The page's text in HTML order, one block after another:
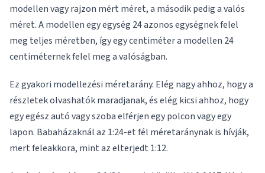
modellen vagy rajzon mért méret, a második pedig a valós
méret. A modellen egy egység 24 azonos egységnek felel
meg teljes méretben, így egy centiméter a modellen 24
centiméternek felel meg a valóságban.
Ez gyakori modellezési méretarány. Elég nagy ahhoz, hogy a
részletek olvashatók maradjanak, és elég kicsi ahhoz, hogy
egy egész autó vagy szoba elférjen egy polcon vagy egy
lapon. Babaházaknál az 1:24-et fél méretaránynak is hívják,
mert feleakkora, mint az elterjedt 1:12.